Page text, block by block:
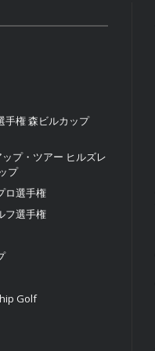
手権 森ビルカップ
ップ・ツアー ヒルズレ
プ
ロ選手権
フ選手権
Golf